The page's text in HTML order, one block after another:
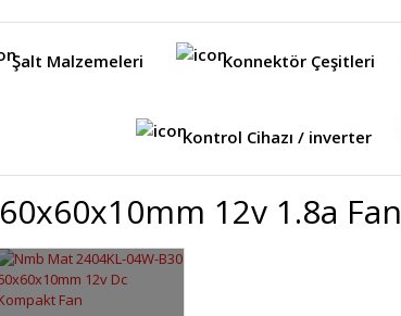
Şalt Malzemeleri Konnektör Çeşitleri
Kontrol Cihazı / inverter
60x60x10mm 12v 1.8a Fan